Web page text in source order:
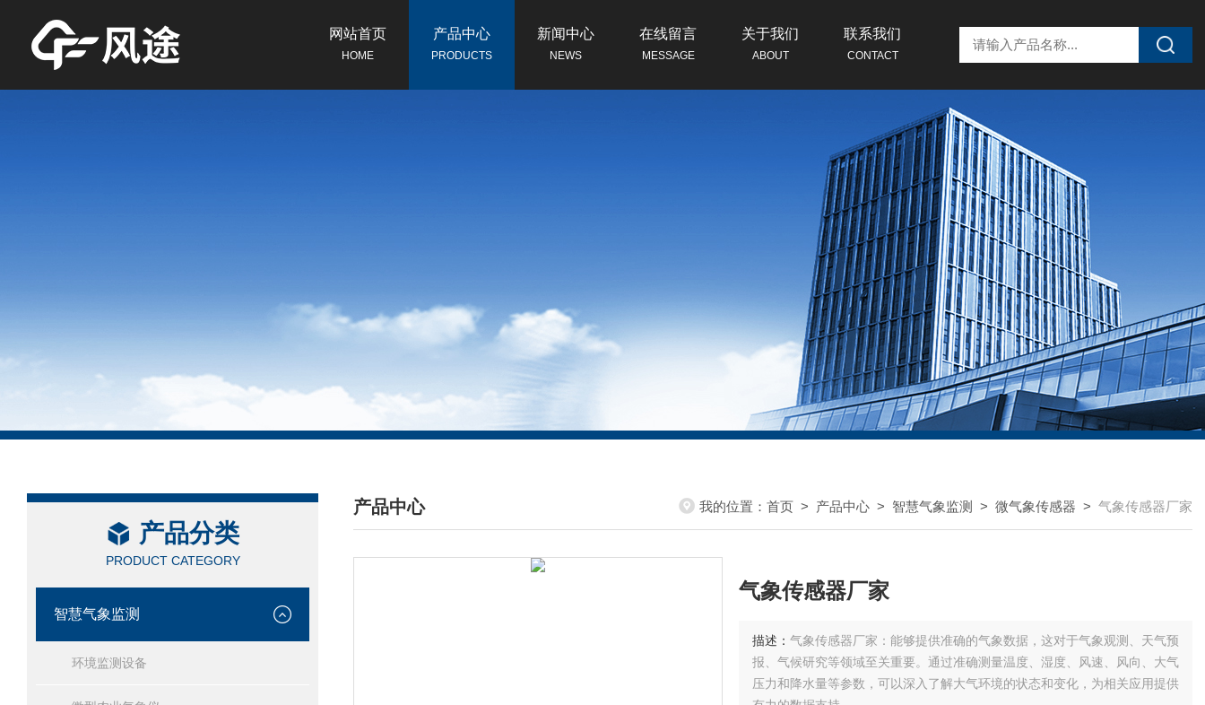
网站首页
HOME
产品中心
PRODUCTS
新闻中心
NEWS
在线留言
MESSAGE
关于我们
ABOUT
联系我们
CONTACT
产品分类
PRODUCT CATEGORY
智慧气象监测
环境监测设备
产品中心
/ PRODUCTS CENTER
我的位置： 首页 > 产品中心 > 智慧气象监测 > 微气象传感器 > 气象传感器厂家
气象传感器厂家
描述： 气象传感器厂家：能够提供准确的气象数据，这对于气象观测、天气预
报、气候研究等领域至关重要。通过准确测量温度、湿度、风速、风向、大气
压力和降水量等参数，可以深入了解大气环境的状态和变化，为相关应用提供